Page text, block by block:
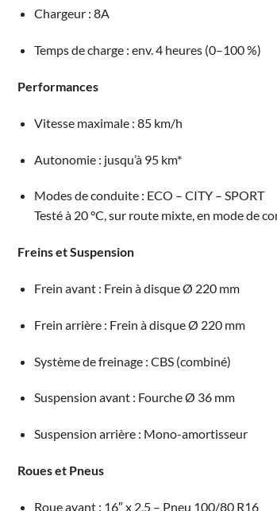
Chargeur : 8A
Temps de charge : env. 4 heures (0–100 %)
Performances
Vitesse maximale : 85 km/h
Autonomie : jusqu’à 95 km*
Modes de conduite : ECO – CITY – SPORT
Testé à 20 °C, sur route mixte, en mode de
Freins et Suspension
Frein avant : Frein à disque Ø 220 mm
Frein arrière : Frein à disque Ø 220 mm
Système de freinage : CBS (combiné)
Suspension avant : Fourche Ø 36 mm
Suspension arrière : Mono-amortisseur
Roues et Pneus
Roue avant : 16″ x 2,5 – Pneu 100/80 R16